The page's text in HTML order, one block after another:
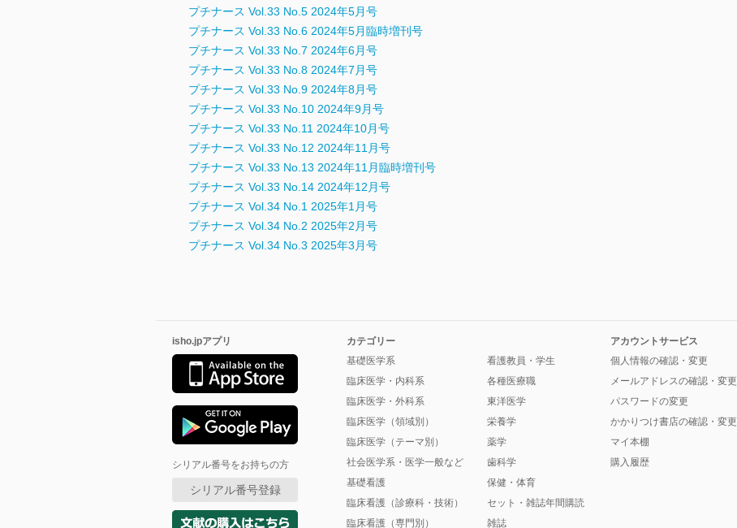
プチナース Vol.33 No.5 2024年5月号
プチナース Vol.33 No.6 2024年5月臨時増刊号
プチナース Vol.33 No.7 2024年6月号
プチナース Vol.33 No.8 2024年7月号
プチナース Vol.33 No.9 2024年8月号
プチナース Vol.33 No.10 2024年9月号
プチナース Vol.33 No.11 2024年10月号
プチナース Vol.33 No.12 2024年11月号
プチナース Vol.33 No.13 2024年11月臨時増刊号
プチナース Vol.33 No.14 2024年12月号
プチナース Vol.34 No.1 2025年1月号
プチナース Vol.34 No.2 2025年2月号
プチナース Vol.34 No.3 2025年3月号
isho.jpアプリ
シリアル番号をお持ちの方
シリアル番号登録
カテゴリー
基礎医学系
臨床医学・内科系
臨床医学・外科系
臨床医学（領域別）
臨床医学（テーマ別）
社会医学系・医学一般など
基礎看護
臨床看護（診療科・技術）
臨床看護（専門別）
看護教員・学生
各種医療職
東洋医学
栄養学
薬学
歯科学
保健・体育
セット・雑誌年間購読
雑誌
アカウントサービス
個人情報の確認・変更
メールアドレスの確認・変更
パスワードの変更
かかりつけ書店の確認・変更
マイ本棚
購入履歴